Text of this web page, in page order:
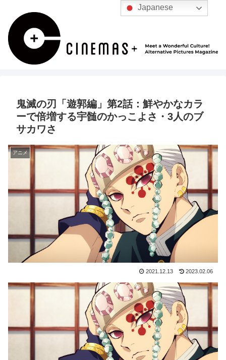
鬼滅の刃「遊郭編」第2話：鮮やかなカラ
ーで倍増する宇髄のかっこよさ・3人のブ
サカワさ
アニメ
2021.12.13 2023.02.06
Japanese